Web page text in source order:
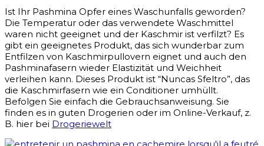
Ist Ihr Pashmina Opfer eines Waschunfalls geworden?
Die Temperatur oder das verwendete Waschmittel
waren nicht geeignet und der Kaschmir ist verfilzt? Es
gibt ein geeignetes Produkt, das sich wunderbar zum
Entfilzen von Kaschmirpullovern eignet und auch den
Pashminafasern wieder Elastizität und Weichheit
verleihen kann. Dieses Produkt ist “Nuncas Sfeltro”, das
die Kaschmirfasern wie ein Conditioner umhüllt.
Befolgen Sie einfach die Gebrauchsanweisung. Sie
finden es in guten Drogerien oder im Online-Verkauf, z.
B. hier bei Drogeriewelt